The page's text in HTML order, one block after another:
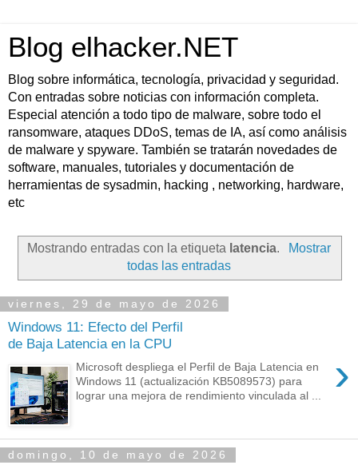
Blog elhacker.NET
Blog sobre informática, tecnología, privacidad y seguridad.
Con entradas sobre noticias con información completa.
Especial atención a todo tipo de malware, sobre todo el
ransomware, ataques DDoS, temas de IA, así como análisis
de malware y spyware. También se tratarán novedades de
software, manuales, tutoriales y documentación de
herramientas de sysadmin, hacking , networking, hardware,
etc
Mostrando entradas con la etiqueta latencia.
Mostrar
todas las entradas
viernes, 29 de mayo de 2026
Windows 11: Efecto del Perfil
de Baja Latencia en la CPU
›
Microsoft despliega el Perfil de Baja Latencia en
Windows 11 (actualización KB5089573) para
lograr una mejora de rendimiento vinculada al ...
domingo, 10 de mayo de 2026